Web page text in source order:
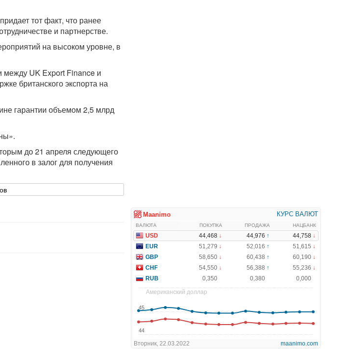
тот факт, что ранее
и партнерстве.
на высоком уровне, в
между UK Export Finance и
британского экспорта на
гарантии объемом 2,5 млрд
до 21 апреля следующего
в залог для получения